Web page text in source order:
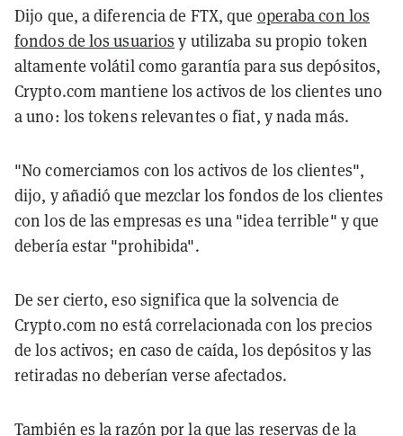
Dijo que, a diferencia de FTX, que operaba con los
fondos de los usuarios y utilizaba su propio token
altamente volátil como garantía para sus depósitos,
Crypto.com mantiene los activos de los clientes uno
a uno: los tokens relevantes o fiat, y nada más.
"No comerciamos con los activos de los clientes",
dijo, y añadió que mezclar los fondos de los clientes
con los de las empresas es una "idea terrible" y que
debería estar "prohibida".
De ser cierto, eso significa que la solvencia de
Crypto.com no está correlacionada con los precios
de los activos; en caso de caída, los depósitos y las
retiradas no deberían verse afectados.
También es la razón por la que las reservas de la